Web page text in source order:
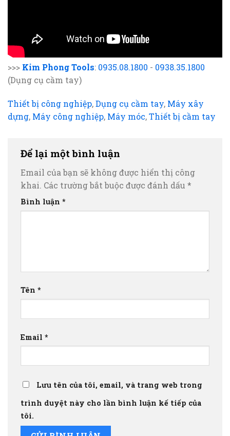
>>> Kim Phong Tools: 0935.08.1800 - 0938.35.1800
(Dụng cụ cầm tay)
Thiết bị công nghiệp,Dụng cụ cầm tay, Máy xây
dựng, Máy công nghiệp, Máy móc,Thiết bị cầm tay
Để lại một bình luận
Email của bạn sẽ không được hiển thị công
khai. Các trường bắt buộc được đánh dấu *
Bình luận *
Tên *
Email *
Lưu tên của tôi, email, và trang web trong
trình duyệt này cho lần bình luận kế tiếp của
tôi.